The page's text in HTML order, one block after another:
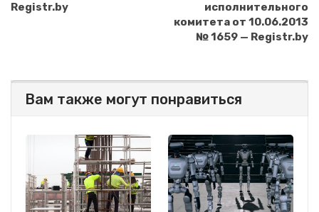
Registr.by
исполнительного
комитета от 10.06.2013
№ 1659 — Registr.by
Вам также могут понравиться